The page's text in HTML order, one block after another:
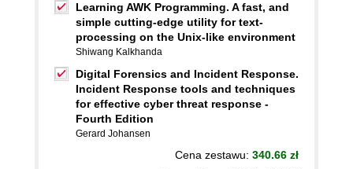
Learning AWK Programming. A fast, and
simple cutting-edge utility for text-
processing on the Unix-like environment
Shiwang Kalkhanda
Digital Forensics and Incident Response.
Incident Response tools and techniques
for effective cyber threat response -
Fourth Edition
Gerard Johansen
Cena zestawu: 340.66 zł